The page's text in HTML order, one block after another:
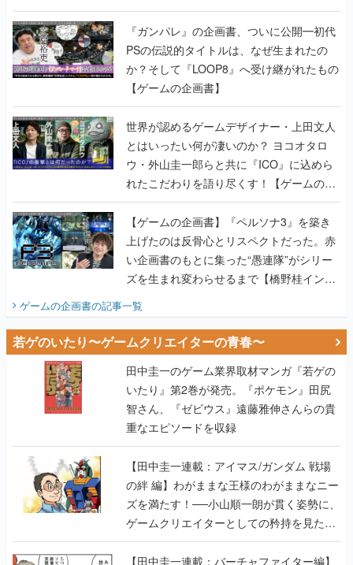
か？そして『LOOP8』へ受け継がれたもの
【ゲームの企画書】
世界が認めるゲームデザイナー・上田文人
とはいったい何が凄いのか？ ヨコオタロ
ウ・外山圭一郎らと共に『ICO』に込めら
れたこだわりを語り尽くす！【ゲームの企
画書】
【ゲームの企画書】『ペルソナ3』を築き
上げたのは反骨心とリスペクトだった。赤
い企画書のもとに集った“愚連隊”がシリー
ズを生まれ変わらせるまで【橋野桂インタ
ビュー】
ゲームの企画書の記事一覧
若ゲのいたり〜ゲームクリエイターの青春〜
田中圭一のゲーム業界取材マンガ『若ゲの
いたり』第2巻が発売。『ポケモン』田尻
智さん、『ゼビウス』遠藤雅伸さんらの貴
重なエピソードを収録
【田中圭一連載：アイマス/ガンダム 戦場
の絆 編】わがままな王様のわがままなニー
ズを満たす！──小山順一朗が貫く姿勢に、
ゲームクリエイターとしての矜持を見た
【若ゲのいたり最終回】
【田中圭一連載：バーチャファイター編】
「新しい3D表現のために、軍事技術を採り
入れたい」世界情勢を味方につけて、ゲー
ムに革命をもたらした鈴木 裕の功績【若ゲ